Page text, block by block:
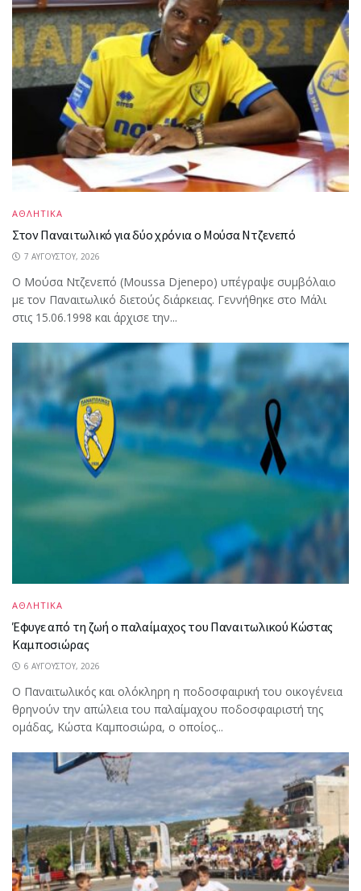
ΑΘΛΗΤΙΚΑ
Στον Παναιτωλικό για δύο χρόνια ο Μούσα Ντζενεπό
7 ΑΥΓΟΎΣΤΟΥ, 2026
Ο Μούσα Ντζενεπό (Moussa Djenepo) υπέγραψε συμβόλαιο
με τον Παναιτωλικό διετούς διάρκειας. Γεννήθηκε στο Μάλι
στις 15.06.1998 και άρχισε την...
ΑΘΛΗΤΙΚΑ
Έφυγε από τη ζωή ο παλαίμαχος του Παναιτωλικού Κώστας
Καμποσιώρας
6 ΑΥΓΟΎΣΤΟΥ, 2026
Ο Παναιτωλικός και ολόκληρη η ποδοσφαιρική του οικογένεια
θρηνούν την απώλεια του παλαίμαχου ποδοσφαιριστή της
ομάδας, Κώστα Καμποσιώρα, ο οποίος...